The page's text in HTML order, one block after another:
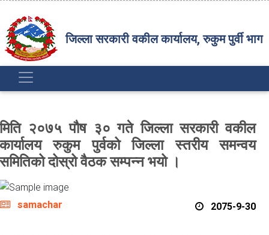
जिल्ला सरकारी वकील कार्यालय, रुकुम पुर्वी भाग
मिति २०७५ पौष ३० गते जिल्ला सरकारी वकील
कार्यालय रुकुम पुर्वको जिल्ला स्तरीय समन्वय
समितिको दोस्रो वैठक सम्पन्न भयो ।
samachar 2075-9-30